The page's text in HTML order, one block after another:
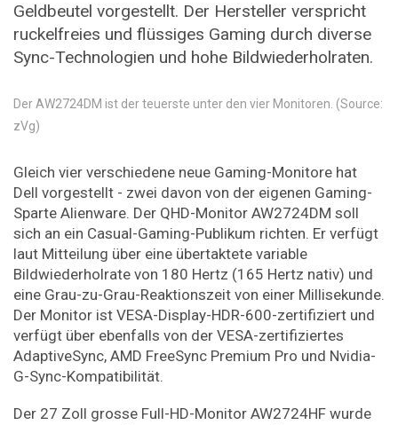
Geldbeutel vorgestellt. Der Hersteller verspricht
ruckelfreies und flüssiges Gaming durch diverse
Sync-Technologien und hohe Bildwiederholraten.
Der AW2724DM ist der teuerste unter den vier Monitoren. (Source:
zVg)
Gleich vier verschiedene neue Gaming-Monitore hat
Dell vorgestellt - zwei davon von der eigenen Gaming-
Sparte Alienware. Der QHD-Monitor AW2724DM soll
sich an ein Casual-Gaming-Publikum richten. Er verfügt
laut Mitteilung über eine übertaktete variable
Bildwiederholrate von 180 Hertz (165 Hertz nativ) und
eine Grau-zu-Grau-Reaktionszeit von einer Millisekunde.
Der Monitor ist VESA-Display-HDR-600-zertifiziert und
verfügt über ebenfalls von der VESA-zertifiziertes
AdaptiveSync, AMD FreeSync Premium Pro und Nvidia-
G-Sync-Kompatibilität.
Der 27 Zoll grosse Full-HD-Monitor AW2724HF wurde